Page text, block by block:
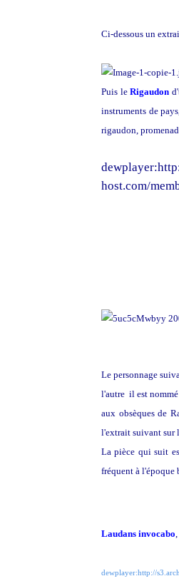
Ci-dessous un
Puis leRigaudon
instruments de
rigaudon,
host.com/
Le personnage
l'autre il est nommé
aux obsèques de
l'extrait suivant sur
La pièce qui suit
fréquent à l'époque
Laudans invocabo
dewplayer:http://